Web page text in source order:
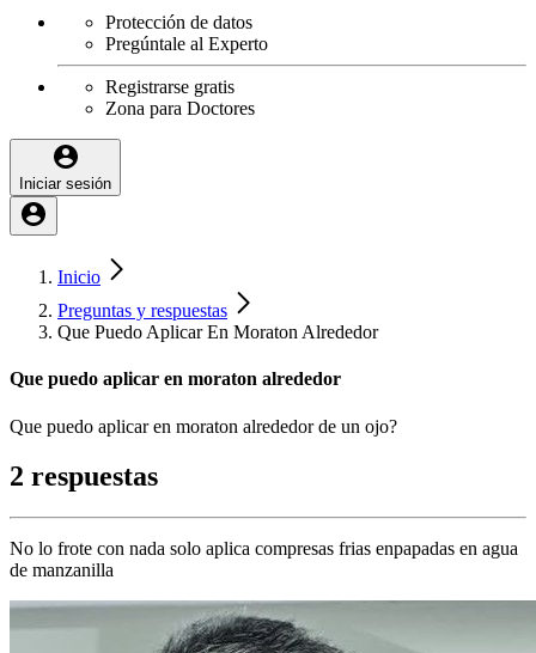
Protección de datos
Pregúntale al Experto
Registrarse gratis
Zona para Doctores
Iniciar sesión
Inicio
Preguntas y respuestas
Que Puedo Aplicar En Moraton Alrededor
Que puedo aplicar en moraton alrededor
Que puedo aplicar en moraton alrededor de un ojo?
2 respuestas
No lo frote con nada solo aplica compresas frias enpapadas en agua
de manzanilla